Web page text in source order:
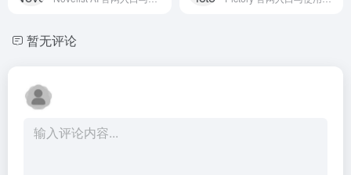
暂无评论